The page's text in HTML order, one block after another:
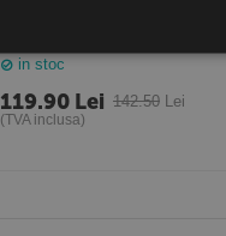
in stoc
142.50 Lei
119.90 Lei
(TVA inclusa)